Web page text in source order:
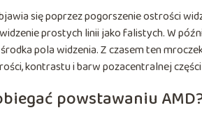
się poprzez pogorszenie ostrości
prostych linii jako falistych. W
pola widzenia. Z czasem ten
kontrastu i barw pozacentralnej
powstawaniu